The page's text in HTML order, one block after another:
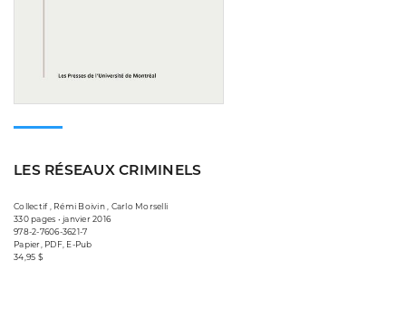
LES RÉSEAUX CRIMINELS
Collectif , Rémi Boivin , Carlo Morselli
330 pages • janvier 2016
978-2-7606-3621-7
Papier, PDF, E-Pub
34,95 $